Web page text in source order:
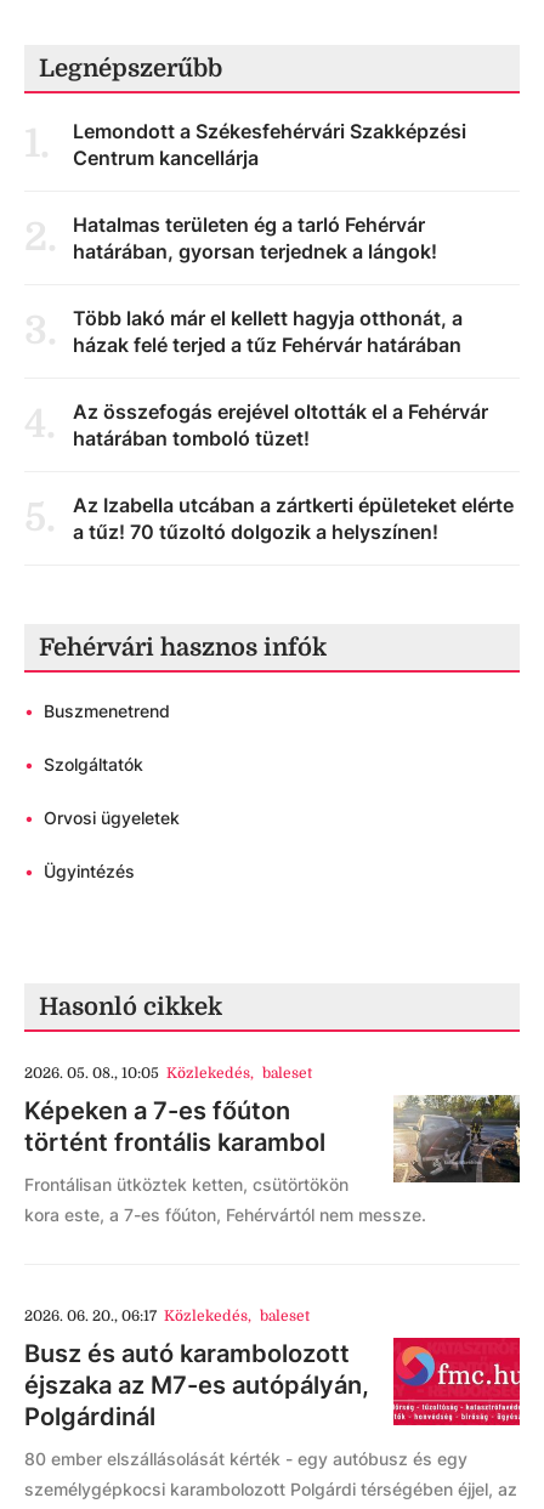
Legnépszerűbb
1.
Lemondott a Székesfehérvári Szakképzési
Centrum kancellárja
2.
Hatalmas területen ég a tarló Fehérvár
határában, gyorsan terjednek a lángok!
3.
Több lakó már el kellett hagyja otthonát, a
házak felé terjed a tűz Fehérvár határában
4.
Az összefogás erejével oltották el a Fehérvár
határában tomboló tüzet!
5.
Az Izabella utcában a zártkerti épületeket elérte
a tűz! 70 tűzoltó dolgozik a helyszínen!
Fehérvári hasznos infók
• Buszmenetrend
• Szolgáltatók
• Orvosi ügyeletek
• Ügyintézés
Hasonló cikkek
2026. 05. 08., 10:05 Közlekedés, baleset
Képeken a 7-es főúton
történt frontális karambol
Frontálisan ütköztek ketten, csütörtökön
kora este, a 7-es főúton, Fehérvártól nem messze.
2026. 06. 20., 06:17 Közlekedés, baleset
Busz és autó karambolozott
éjszaka az M7-es autópályán,
Polgárdinál
80 ember elszállásolását kérték - egy autóbusz és egy
személygépkocsi karambolozott Polgárdi térségében éjjel, az